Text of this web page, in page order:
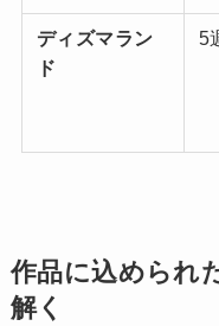
ディズマラン
ド
5
作品に込められ
解く